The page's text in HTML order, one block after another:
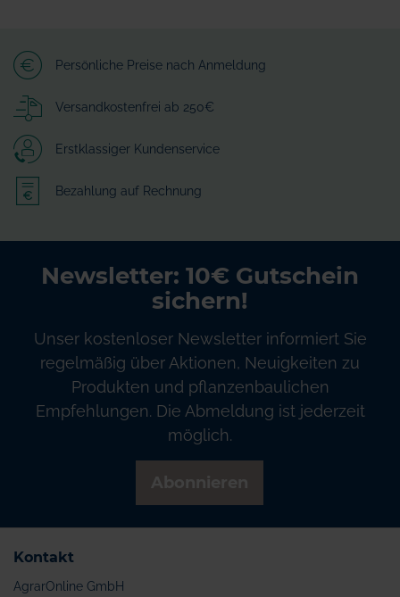
Persönliche Preise nach Anmeldung
Versandkostenfrei ab 250€
Erstklassiger Kundenservice
Bezahlung auf Rechnung
Newsletter: 10€ Gutschein
sichern!
Unser kostenloser Newsletter informiert Sie
regelmäßig über Aktionen, Neuigkeiten zu
Produkten und pflanzenbaulichen
Empfehlungen. Die Abmeldung ist jederzeit
möglich.
Kontakt
AgrarOnline GmbH